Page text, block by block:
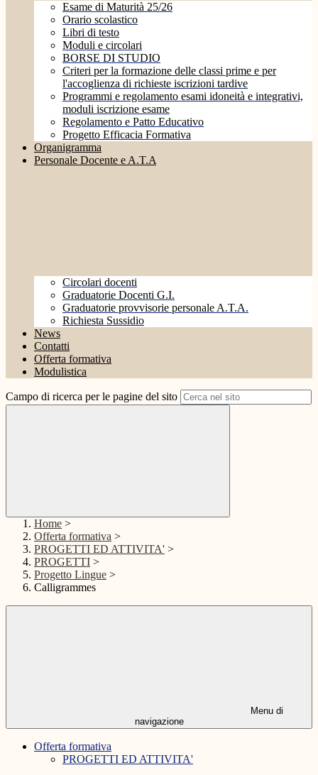
Esame di Maturità 25/26
Orario scolastico
Libri di testo
Moduli e circolari
BORSE DI STUDIO
Criteri per la formazione delle classi prime e per
l'accoglienza di richieste iscrizioni tardive
Programmi e regolamento esami idoneità e integrativi,
moduli iscrizione esame
Regolamento e Patto Educativo
Progetto Efficacia Formativa
Organigramma
Personale Docente e A.T.A
Circolari docenti
Graduatorie Docenti G.I.
Graduatorie provvisorie personale A.T.A.
Richiesta Sussidio
News
Contatti
Offerta formativa
Modulistica
Campo di ricerca per le pagine del sito
Home >
Offerta formativa >
PROGETTI ED ATTIVITA' >
PROGETTI >
Progetto Lingue >
Calligrammes
Menu di
navigazione
Offerta formativa
PROGETTI ED ATTIVITA'